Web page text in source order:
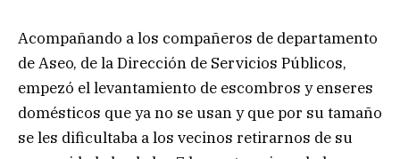
Acompañando a los compañeros de departamento
de Aseo, de la Dirección de Servicios Públicos,
empezó el levantamiento de escombros y enseres
domésticos que ya no se usan y que por su tamaño
se les dificultaba a los vecinos retirarnos de su